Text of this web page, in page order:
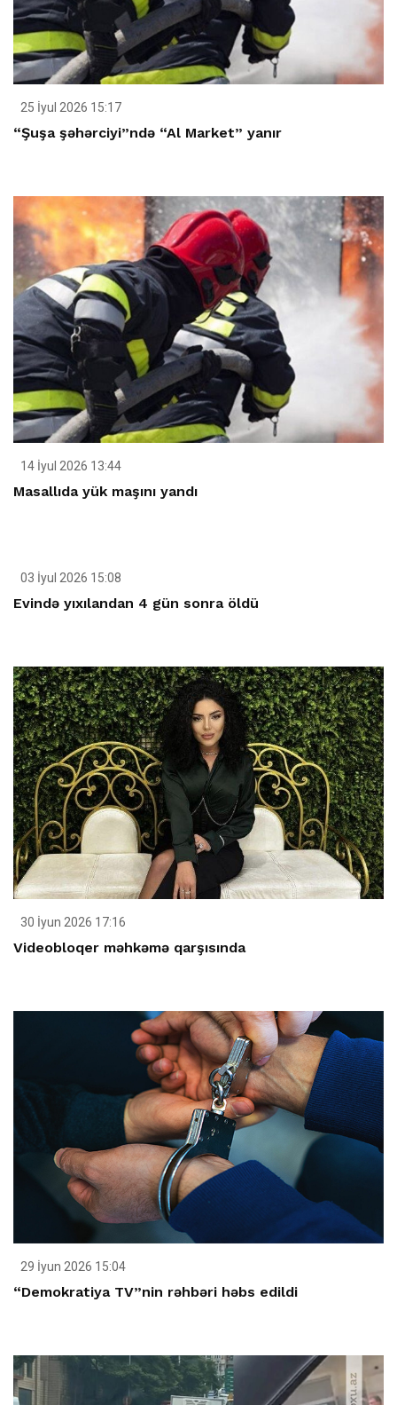
25 İyul 2026 15:17
“Şuşa şəhərciyi”ndə “Al Market” yanır
14 İyul 2026 13:44
Masallıda yük maşını yandı
03 İyul 2026 15:08
Evində yıxılandan 4 gün sonra öldü
30 İyun 2026 17:16
Videobloqer məhkəmə qarşısında
29 İyun 2026 15:04
“Demokratiya TV”nin rəhbəri həbs edildi